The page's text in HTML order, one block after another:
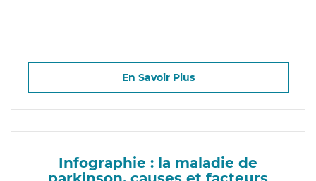
En Savoir Plus
Infographie : la maladie de